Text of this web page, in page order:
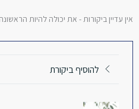
אין עדיין ביקורות - את יכולה להיות
להוסיף ביקורת